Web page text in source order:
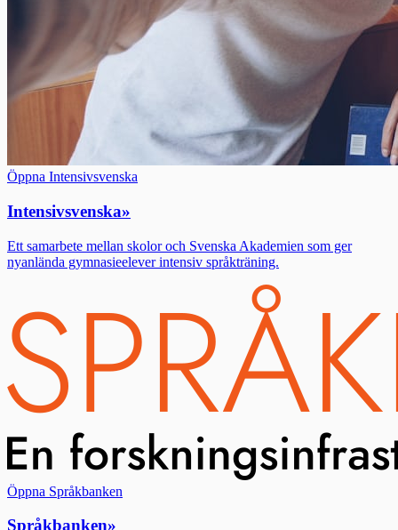
Öppna Intensivsvenska
Intensivsvenska»
Ett samarbete mellan skolor och Svenska Akademien som ger
nyanlända gymnasieelever intensiv språkträning.
Öppna Språkbanken
Språkbanken»